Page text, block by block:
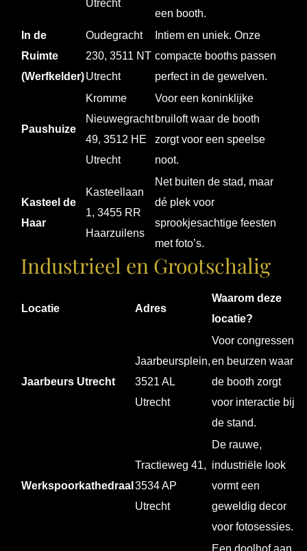
Utrecht
een booth.
In de
Ruimte
(Werfkelder)
Oudegracht
230, 3511 NT
Utrecht
Intiem en uniek. Onze
compacte booths passen
perfect in de gewelven.
Paushuize
Kromme
Nieuwegracht
49, 3512 HE
Utrecht
Voor een koninklijke
bruiloft waar de booth
zorgt voor een speelse
noot.
Kasteel de
Haar
Kasteellaan
1, 3455 RR
Haarzuilens
Net buiten de stad, maar
dé plek voor
sprookjesachtige feesten
met foto’s.
Industrieel en Grootschalig
Locatie Adres
Waarom deze
locatie?
Jaarbeurs Utrecht
Jaarbeursplein,
3521 AL
Utrecht
Voor congressen
en beurzen waar
de booth zorgt
voor interactie bij
de stand.
Werkspoorkathedraal
Tractieweg 41,
3534 AP
Utrecht
De rauwe,
industriële look
vormt een
geweldig decor
voor fotosessies.